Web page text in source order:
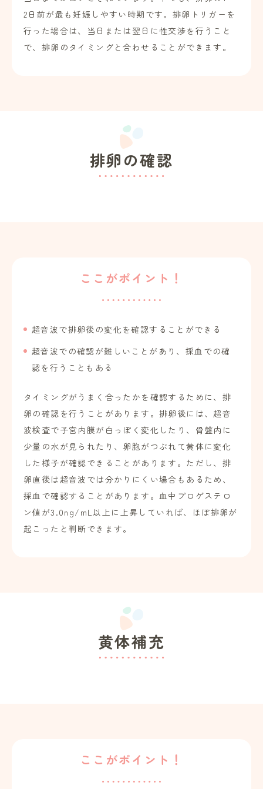
2日前が最も妊娠しやすい時期です。排卵トリガーを
行った場合は、当日または翌日に性交渉を行うこと
で、排卵のタイミングと合わせることができます。
排卵の確認
ここがポイント！
超音波で排卵後の変化を確認することができる
超音波での確認が難しいことがあり、採血での確
認を行うこともある
タイミングがうまく合ったかを確認するために、排
卵の確認を行うことがあります。排卵後には、超音
波検査で子宮内膜が白っぽく変化したり、骨盤内に
少量の水が見られたり、卵胞がつぶれて黄体に変化
した様子が確認できることがあります。ただし、排
卵直後は超音波では分かりにくい場合もあるため、
採血で確認することがあります。血中プロゲステロ
ン値が3.0ng/mL以上に上昇していれば、ほぼ排卵が
起こったと判断できます。
黄体補充
ここがポイント！